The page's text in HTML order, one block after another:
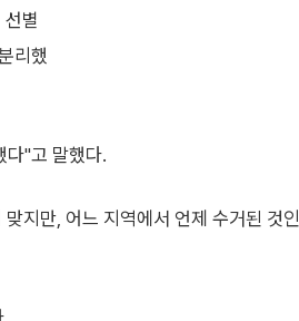
별
리했
다"고 말했다.
지만, 어느 지역에서 언제 수거된 것인